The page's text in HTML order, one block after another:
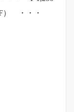
） ・・・